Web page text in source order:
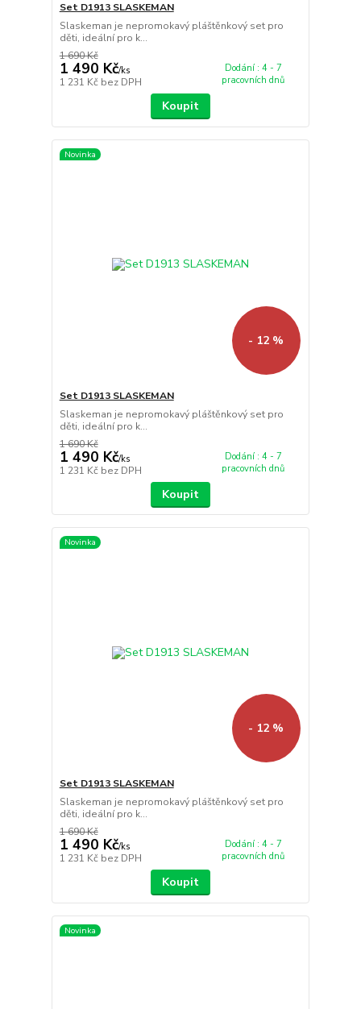
Set D1913 SLASKEMAN
Slaskeman je nepromokavý pláštěnkový set pro
děti, ideální pro k...
1 690 Kč
1 490 Kč/ks
1 231 Kč bez DPH
Dodání : 4 - 7
pracovních dnů
Koupit
Novinka
- 12 %
Set D1913 SLASKEMAN
Slaskeman je nepromokavý pláštěnkový set pro
děti, ideální pro k...
1 690 Kč
1 490 Kč/ks
1 231 Kč bez DPH
Dodání : 4 - 7
pracovních dnů
Koupit
Novinka
- 12 %
Set D1913 SLASKEMAN
Slaskeman je nepromokavý pláštěnkový set pro
děti, ideální pro k...
1 690 Kč
1 490 Kč/ks
1 231 Kč bez DPH
Dodání : 4 - 7
pracovních dnů
Koupit
Novinka